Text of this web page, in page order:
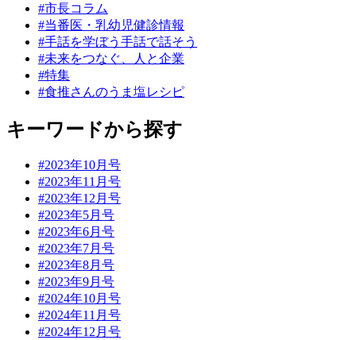
#市長コラム
#当番医・乳幼児健診情報
#手話を学ぼう手話で話そう
#未来をつなぐ、人と企業
#特集
#食推さんのうま塩レシピ
キーワードから探す
#2023年10月号
#2023年11月号
#2023年12月号
#2023年5月号
#2023年6月号
#2023年7月号
#2023年8月号
#2023年9月号
#2024年10月号
#2024年11月号
#2024年12月号